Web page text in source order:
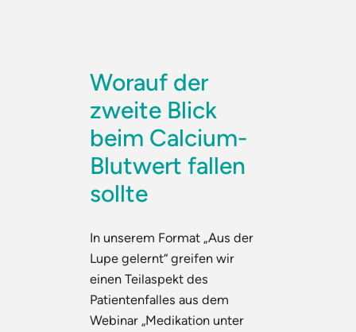
Worauf der
zweite Blick
beim Calcium-
Blutwert fallen
sollte
In unserem Format „Aus der
Lupe gelernt“ greifen wir
einen Teilaspekt des
Patientenfalles aus dem
Webinar „Medikation unter